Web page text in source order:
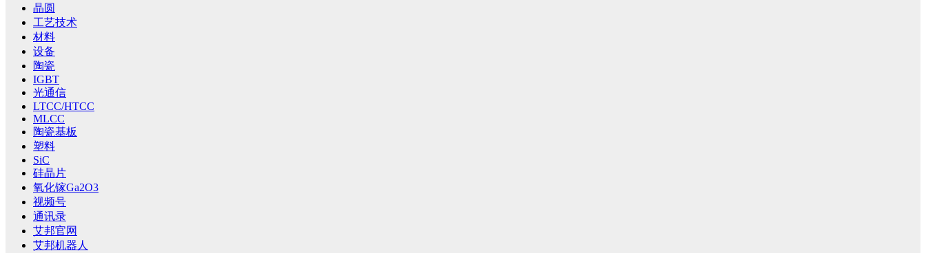
晶圆
工艺技术
材料
设备
陶瓷
IGBT
光通信
LTCC/HTCC
MLCC
陶瓷基板
塑料
SiC
硅晶片
氧化镓Ga2O3
视频号
通讯录
艾邦官网
艾邦机器人